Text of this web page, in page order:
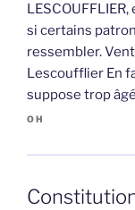
si certains
ressembler.
Lescoufflier En
suppose trop
OH